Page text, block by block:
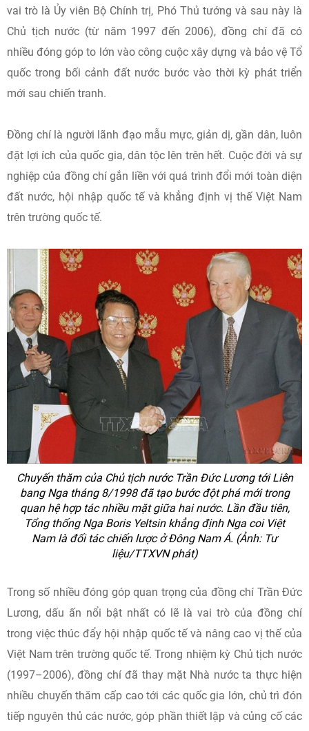
vai trò là Ủy viên Bộ Chính trị, Phó Thủ tướng và sau này là
Chủ tịch nước (từ năm 1997 đến 2006), đồng chí đã có
nhiều đóng góp to lớn vào công cuộc xây dựng và bảo vệ Tổ
quốc trong bối cảnh đất nước bước vào thời kỳ phát triển
mới sau chiến tranh.
Đồng chí là người lãnh đạo mẫu mực, giản dị, gần dân, luôn
đặt lợi ích của quốc gia, dân tộc lên trên hết. Cuộc đời và sự
nghiệp của đồng chí gắn liền với quá trình đổi mới toàn diện
đất nước, hội nhập quốc tế và khẳng định vị thế Việt Nam
trên trường quốc tế.
Chuyến thăm của Chủ tịch nước Trần Đức Lương tới Liên
bang Nga tháng 8/1998 đã tạo bước đột phá mới trong
quan hệ hợp tác nhiều mặt giữa hai nước. Lần đầu tiên,
Tổng thống Nga Boris Yeltsin khẳng định Nga coi Việt
Nam là đối tác chiến lược ở Đông Nam Á. (Ảnh: Tư
liệu/TTXVN phát)
Trong số nhiều đóng góp quan trọng của đồng chí Trần Đức
Lương, dấu ấn nổi bật nhất có lẽ là vai trò của đồng chí
trong việc thúc đẩy hội nhập quốc tế và nâng cao vị thế của
Việt Nam trên trường quốc tế. Trong nhiệm kỳ Chủ tịch nước
(1997–2006), đồng chí đã thay mặt Nhà nước ta thực hiện
nhiều chuyến thăm cấp cao tới các quốc gia lớn, chủ trì đón
tiếp nguyên thủ các nước, góp phần thiết lập và củng cố các